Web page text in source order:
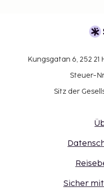
Kungsgatan 6, 252 21
Steuer-
Sitz der
Sicher